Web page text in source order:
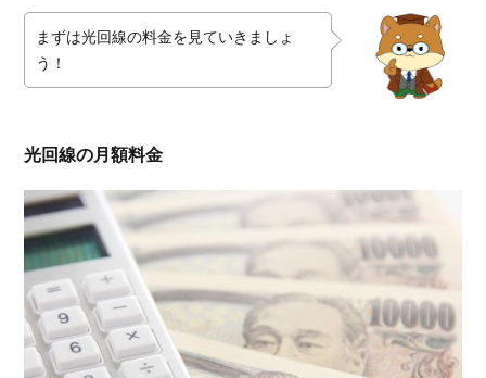
ン内
容
月額料
1.3.2.
キャッ
シュバ
ック
2.
安い
光回
線を
使う
まずは光回線の料金を見ていきましょ
う！
光回線の月額料金